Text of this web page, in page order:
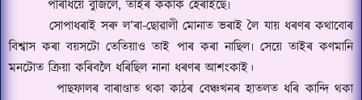
পৰিধিয়ে বুজিলে,তাইৰ ককাক হেৰাইছে৷
সোপাধৰাই সৰু ল’ৰা-ছোৱালী মোনাত ভৰাই লৈ যায় ধৰণৰ কথাবোৰ
বিশ্বাস কৰা বয়সটো তেতিয়াও তাই পাৰ কৰা নাছিল৷ সেয়ে তাইৰ কণমানি
মনটোত ক্ৰিয়া কৰিবলৈ ধৰিছিল নানা ধৰণৰ আশংকাই।
পাছফালৰ বাৰাণ্ডাত থকা কাঠৰ বেঞ্চখনৰ হাতলত ধৰি কান্দি থকা